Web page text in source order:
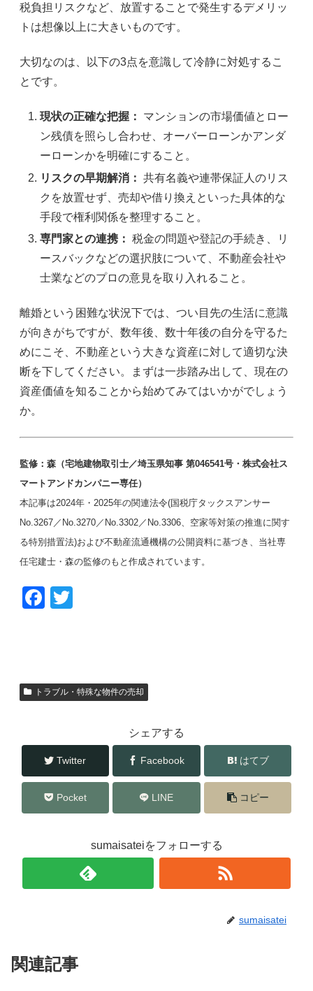
税負担リスクなど、放置することで発生するデメリッ
トは想像以上に大きいものです。
大切なのは、以下の3点を意識して冷静に対処するこ
とです。
現状の正確な把握：
マンションの市場価値とロー
ン残債を照らし合わせ、オーバーローンかアンダ
ーローンかを明確にすること。
リスクの早期解消： 共有名義や連帯保証人のリス
クを放置せず、売却や借り換えといった具体的な
手段で権利関係を整理すること。
専門家との連携： 税金の問題や登記の手続き、リ
ースバックなどの選択肢について、不動産会社や
士業などのプロの意見を取り入れること。
離婚という困難な状況下では、つい目先の生活に意識
が向きがちですが、数年後、数十年後の自分を守るた
めにこそ、不動産という大きな資産に対して適切な決
断を下してください。まずは一歩踏み出して、現在の
資産価値を知ることから始めてみてはいかがでしょう
か。
監修：森（宅地建物取引士／埼玉県知事 第046541号・株式会社ス
マートアンドカンパニー専任）
本記事は2024年・2025年の関連法令(国税庁タックスアンサー
No.3267／No.3270／No.3302／No.3306、空家等対策の推進に関す
る特別措置法)および不動産流通機構の公開資料に基づき、当社専
任宅建士・森の監修のもと作成されています。
F
b
o
k
トラブル・特殊な物件の売却
シェアする
Twitter Facebook はてブ
Pocket LINE コピー
sumaisateiをフォローする
sumaisatei
関連記事